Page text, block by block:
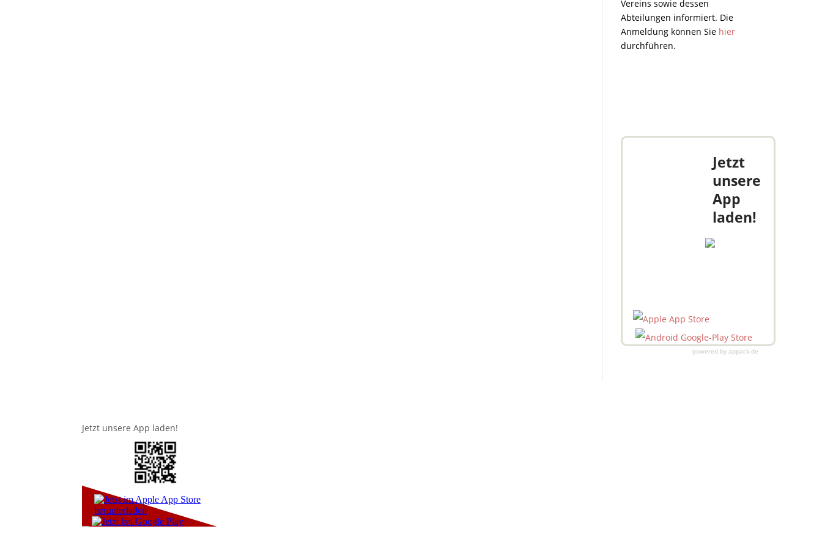
Vereins sowie dessen
Abteilungen informiert. Die
Anmeldung können Sie hier
durchführen.
Jetzt
unsere
App
laden!
powered by appack.de
Jetzt unsere App laden!